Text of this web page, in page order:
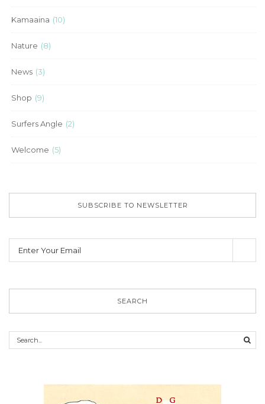
Kamaaina (10)
Nature (8)
News (3)
Shop (9)
Surfers Angle (2)
Welcome (5)
SUBSCRIBE TO NEWSLETTER
SEARCH